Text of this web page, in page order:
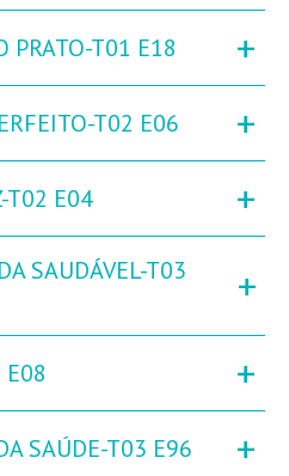
PRATO-T01 E18 +
T02 E06 +
T02 E04 +
SAUDÁVEL-T03
+
E08 +
SAÚDE-T03 E96 +